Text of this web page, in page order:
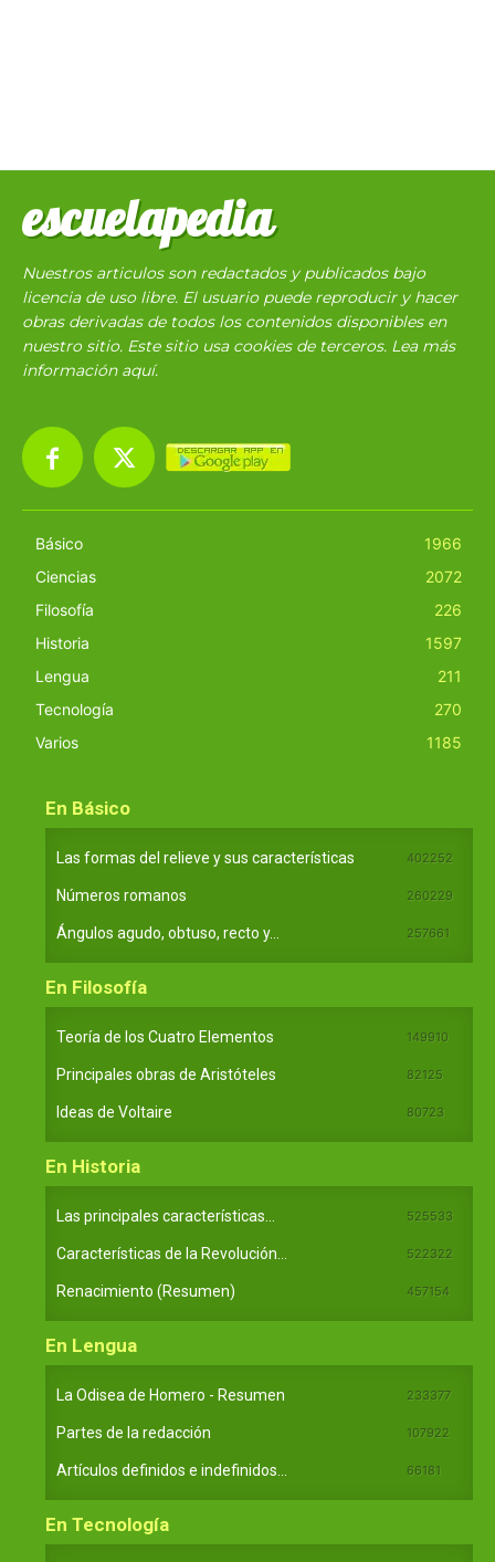
escuelapedia
Nuestros articulos son redactados y publicados bajo
licencia de uso libre. El usuario puede reproducir y hacer
obras derivadas de todos los contenidos disponibles en
nuestro sitio. Este sitio usa cookies de terceros. Lea más
información aquí.
Básico
1966
Ciencias
2072
Filosofía
226
Historia
1597
Lengua
211
Tecnología
270
Varios
1185
En Básico
Las formas del relieve y sus características 402252
Números romanos 260229
Ángulos agudo, obtuso, recto y... 257661
En Filosofía
Teoría de los Cuatro Elementos 149910
Principales obras de Aristóteles 82125
Ideas de Voltaire 80723
En Historia
Las principales características... 525533
Características de la Revolución... 522322
Renacimiento (Resumen) 457154
En Lengua
La Odisea de Homero - Resumen 233377
Partes de la redacción 107922
Artículos definidos e indefinidos... 66181
En Tecnología